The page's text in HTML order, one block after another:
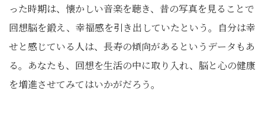
った時期は、懐かしい音楽を聴き、昔の写真を見ることで
回想脳を鍛え、幸福感を引き出していたという。自分は幸
せと感じている人は、長寿の傾向があるというデータもあ
る。あなたも、回想を生活の中に取り入れ、脳と心の健康
を増進させてみてはいかがだろう。